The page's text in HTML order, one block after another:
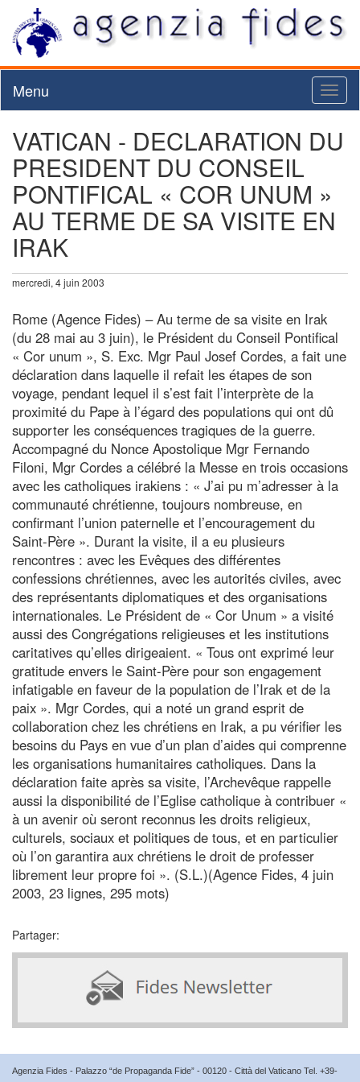
Menu
VATICAN - DECLARATION DU
PRESIDENT DU CONSEIL
PONTIFICAL « COR UNUM »
AU TERME DE SA VISITE EN
IRAK
mercredi, 4 juin 2003
Rome (Agence Fides) – Au terme de sa visite en Irak
(du 28 mai au 3 juin), le Président du Conseil Pontifical
« Cor unum », S. Exc. Mgr Paul Josef Cordes, a fait une
déclaration dans laquelle il refait les étapes de son
voyage, pendant lequel il s’est fait l’interprète de la
proximité du Pape à l’égard des populations qui ont dû
supporter les conséquences tragiques de la guerre.
Accompagné du Nonce Apostolique Mgr Fernando
Filoni, Mgr Cordes a célébré la Messe en trois occasions
avec les catholiques irakiens : « J’ai pu m’adresser à la
communauté chrétienne, toujours nombreuse, en
confirmant l’union paternelle et l’encouragement du
Saint-Père ». Durant la visite, il a eu plusieurs
rencontres : avec les Evêques des différentes
confessions chrétiennes, avec les autorités civiles, avec
des représentants diplomatiques et des organisations
internationales. Le Président de « Cor Unum » a visité
aussi des Congrégations religieuses et les institutions
caritatives qu’elles dirigeaient. « Tous ont exprimé leur
gratitude envers le Saint-Père pour son engagement
infatigable en faveur de la population de l’Irak et de la
paix ». Mgr Cordes, qui a noté un grand esprit de
collaboration chez les chrétiens en Irak, a pu vérifier les
besoins du Pays en vue d’un plan d’aides qui comprenne
les organisations humanitaires catholiques. Dans la
déclaration faite après sa visite, l’Archevêque rappelle
aussi la disponibilité de l’Eglise catholique à contribuer «
à un avenir où seront reconnus les droits religieux,
culturels, sociaux et politiques de tous, et en particulier
où l’on garantira aux chrétiens le droit de professer
librement leur propre foi ». (S.L.)(Agence Fides, 4 juin
2003, 23 lignes, 295 mots)
Partager:
Agenzia Fides - Palazzo “de Propaganda Fide” - 00120 - Città del Vaticano Tel. +39-